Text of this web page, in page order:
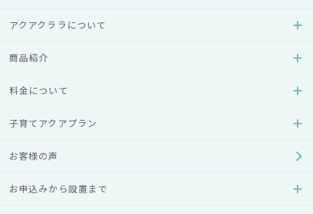
Lあたりのカルシウムとマグネシウムの含有量で決まり、日本
スが良くなり、日本米も軟水で炊くと、ふっくらつやつやと
ろやかに感じるのは、硬度10～100mg/Lの軟水でしょう。
アクアクララについて
商品紹介
料金について
子育てアクアプラン
お客様の声
お申込みから設置まで